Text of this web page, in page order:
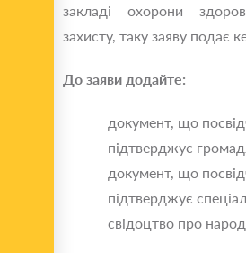
закладі охорони
захисту, таку заяву подає
До заяви додайте:
документ, що
підтверджує
документ, що
підтверджує
свідоцтво про